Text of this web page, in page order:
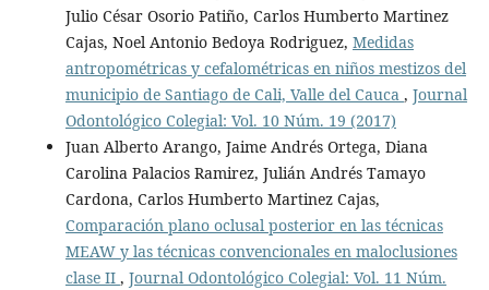
Julio César Osorio Patiño, Carlos Humberto Martinez
Cajas, Noel Antonio Bedoya Rodriguez, Medidas
antropométricas y cefalométricas en niños mestizos del
municipio de Santiago de Cali, Valle del Cauca , Journal
Odontológico Colegial: Vol. 10 Núm. 19 (2017)
Juan Alberto Arango, Jaime Andrés Ortega, Diana
Carolina Palacios Ramirez, Julián Andrés Tamayo
Cardona, Carlos Humberto Martinez Cajas,
Comparación plano oclusal posterior en las técnicas
MEAW y las técnicas convencionales en maloclusiones
clase II , Journal Odontológico Colegial: Vol. 11 Núm.